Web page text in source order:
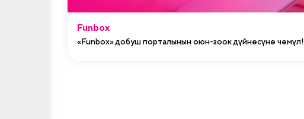
Funbox
«Funbox» добуш порталынын оюн-зоок дүйнөсүнө чөмүл!